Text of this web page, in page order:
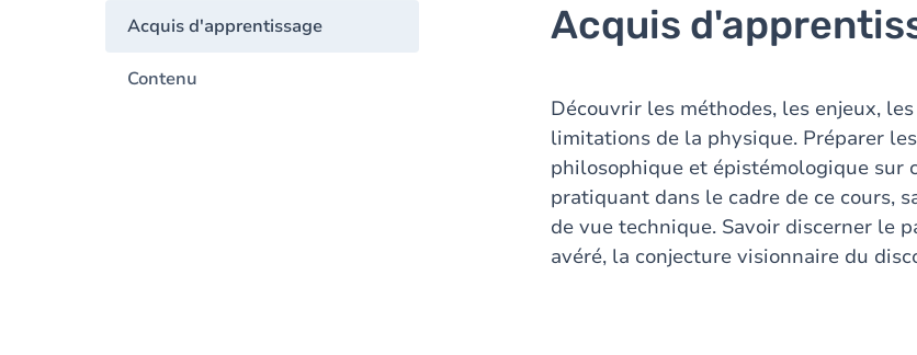
Acquis d'apprentissage
Contenu
Acquis
Découvrir les méthodes, les enjeux,
limitations de la physique. Préparer
philosophique et épistémologique sur
pratiquant dans le cadre de ce cours,
de vue technique. Savoir discerner le
avéré, la conjecture visionnaire du